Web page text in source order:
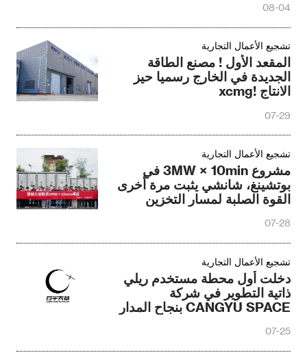
08-04
تشجيع الأعمال التجارية
المقعد الأول ! مصنع الطاقة
الجديدة في الخارج رسميا حيز
الانتاج !xcmg
07-29
تشجيع الأعمال التجارية
مشروع 3MW × 10min في
بوتشينغ، شانشي يثبت مرة أخرى
القوة الصلبة لمسار التخزين
07-28
تشجيع الأعمال التجارية
دخلت أول محطة مستخدم ريلي
ذاتية التطوير في شركة
CANGYU SPACE بنجاح المدار
Infrared One
07-25